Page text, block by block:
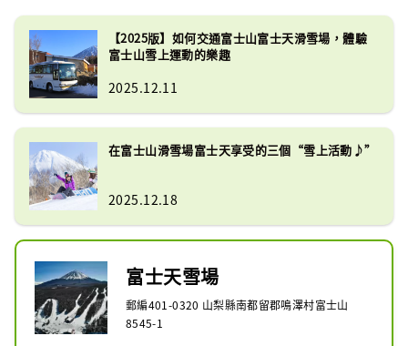
【2025版】如何交通富士山富士天滑雪場，體驗
富士山雪上運動的樂趣
2025.12.11
在富士山滑雪場富士天享受的三個“雪上活動♪”
2025.12.18
富士天雪場
郵編401-0320 山梨縣南都留郡鳴澤村富士山
8545-1